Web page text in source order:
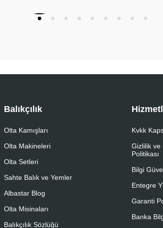
Balıkçılık
Olta Kamışları
Olta Makineleri
Olta Setleri
Sahte Balık ve Yemler
Albastar Blog
Olta Misinaları
Balıkçılık Sözlüğü
Kvkk
Gizlilik ve
Politikası
Bilgi
Entegre
Garanti
Banka